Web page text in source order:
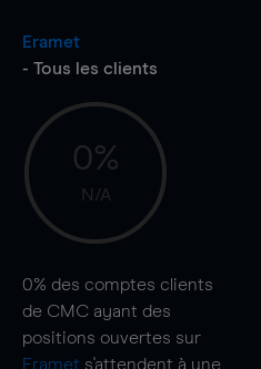
Eramet
- Tous les clients
0%
N/A
0% des comptes clients
de CMC ayant des
positions ouvertes sur
Eramet s'attendent à une